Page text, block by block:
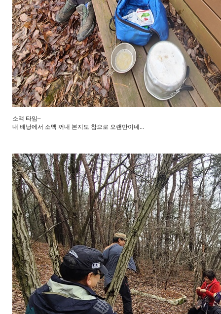
소맥 타임~
내 배낭에서 소맥 꺼내 본지도 참으로 오랜만이네...